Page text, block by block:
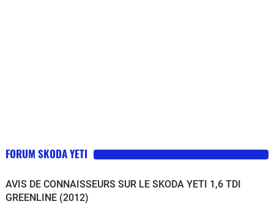
FORUM SKODA YETI
AVIS DE CONNAISSEURS SUR LE SKODA YETI 1,6 TDI
GREENLINE (2012)